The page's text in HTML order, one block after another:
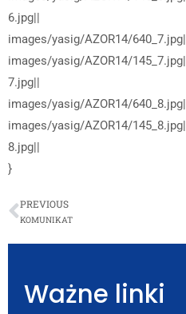
6.jpg||
images/yasig/AZOR14/640_7.jpg|
images/yasig/AZOR14/145_7.jpg|
7.jpg||
images/yasig/AZOR14/640_8.jpg|
images/yasig/AZOR14/145_8.jpg|
8.jpg||
}
PREVIOUS
KOMUNIKAT
Ważne linki